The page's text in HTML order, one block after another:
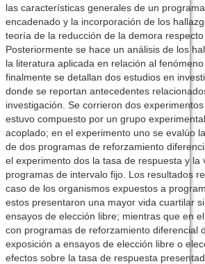
las características generales de un
encadenado y la incorporación de los
teoría de la reducción de la demora
Posteriormente se hace un análisis de los
la literatura aplicada en relación al
finalmente se detallan dos estudios en
donde se reportan antecedentes
investigación. Se corrieron dos
estuvo compuesto por un grupo
acoplado; en el experimento uno se evalúo
de dos programas de reforzamiento
el experimento dos la tasa de respuesta y la
programas de intervalo fijo. Los resultados
caso de los organismos expuestos a
estos presentaron una mayor vida cuartilar
ensayos de elección libre; mientras que en
con programas de reforzamiento diferencial
exposición a ensayos de elección libre o
efectos sobre la tasa de respuesta